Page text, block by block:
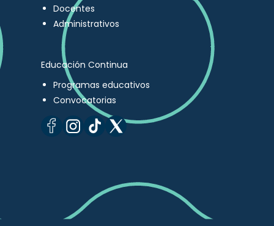
Docentes
Administrativos
Educación Continua
Programas educativos
Convocatorias